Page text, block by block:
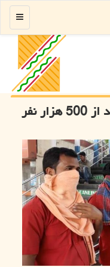
منو
شمار مبتلایان كووید-19 در هند از 500 هزار نفر